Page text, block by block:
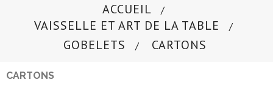
ACCUEIL
VAISSELLE ET ART DE LA TABLE
GOBELETS
CARTONS
CARTONS